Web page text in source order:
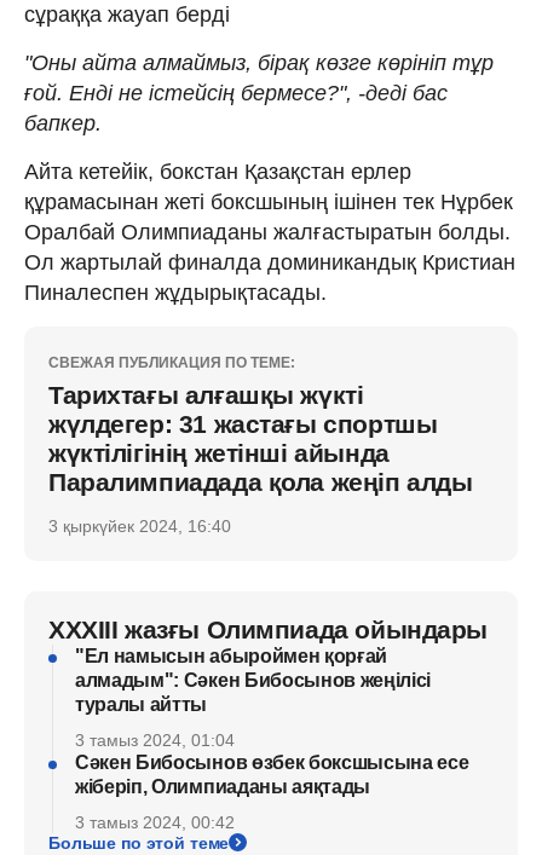
сұраққа жауап берді
"Оны айта алмаймыз, бірақ көзге көрініп тұр
ғой. Енді не істейсің бермесе?", -деді бас
бапкер.
Айта кетейік, бокстан Қазақстан ерлер
құрамасынан жеті боксшының ішінен тек Нұрбек
Оралбай Олимпиаданы жалғастыратын болды.
Ол жартылай финалда доминикандық Кристиан
Пиналеспен жұдырықтасады.
СВЕЖАЯ ПУБЛИКАЦИЯ ПО ТЕМЕ:
Тарихтағы алғашқы жүкті
жүлдегер: 31 жастағы спортшы
жүктілігінің жетінші айында
Паралимпиадада қола жеңіп алды
3 қыркүйек 2024, 16:40
XXXIII жазғы Олимпиада ойындары
"Ел намысын абыроймен қорғай
алмадым": Сәкен Бибосынов жеңілісі
туралы айтты
3 тамыз 2024, 01:04
Сәкен Бибосынов өзбек боксшысына есе
жіберіп, Олимпиаданы аяқтады
3 тамыз 2024, 00:42
Больше по этой теме